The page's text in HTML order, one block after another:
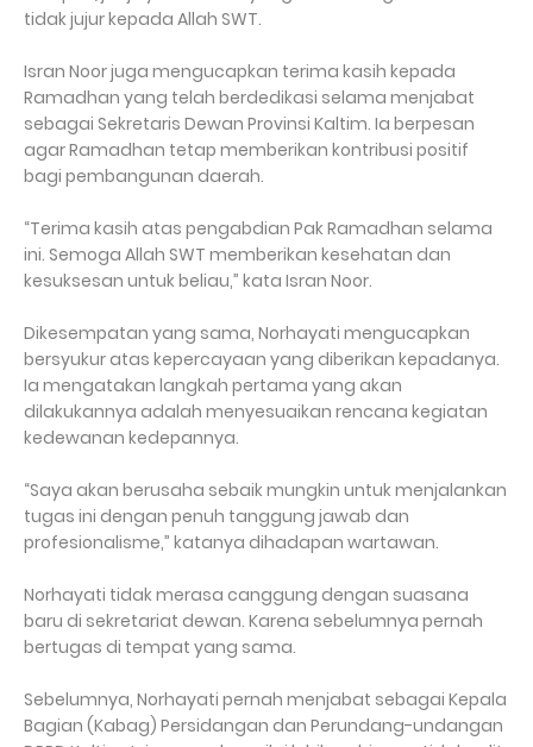
tidak jujur kepada Allah SWT.
Isran Noor juga mengucapkan terima kasih kepada
Ramadhan yang telah berdedikasi selama menjabat
sebagai Sekretaris Dewan Provinsi Kaltim. Ia berpesan
agar Ramadhan tetap memberikan kontribusi positif
bagi pembangunan daerah.
“Terima kasih atas pengabdian Pak Ramadhan selama
ini. Semoga Allah SWT memberikan kesehatan dan
kesuksesan untuk beliau,” kata Isran Noor.
Dikesempatan yang sama, Norhayati mengucapkan
bersyukur atas kepercayaan yang diberikan kepadanya.
Ia mengatakan langkah pertama yang akan
dilakukannya adalah menyesuaikan rencana kegiatan
kedewanan kedepannya.
“Saya akan berusaha sebaik mungkin untuk menjalankan
tugas ini dengan penuh tanggung jawab dan
profesionalisme,” katanya dihadapan wartawan.
Norhayati tidak merasa canggung dengan suasana
baru di sekretariat dewan. Karena sebelumnya pernah
bertugas di tempat yang sama.
Sebelumnya, Norhayati pernah menjabat sebagai Kepala
Bagian (Kabag) Persidangan dan Perundang-undangan